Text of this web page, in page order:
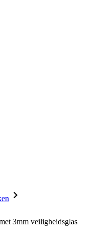
3mm veiligheidsglas